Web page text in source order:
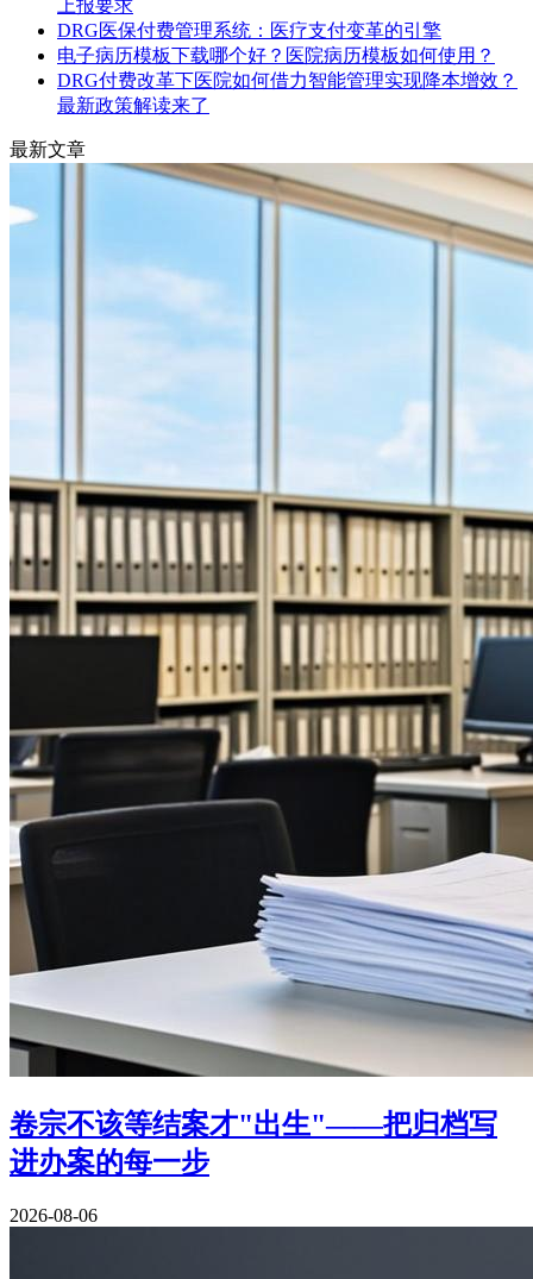
上报要求
DRG医保付费管理系统：医疗支付变革的引擎
电子病历模板下载哪个好？医院病历模板如何使用？
DRG付费改革下医院如何借力智能管理实现降本增效？
最新政策解读来了
最新文章
卷宗不该等结案才"出生"——把归档写
进办案的每一步
2026-08-06